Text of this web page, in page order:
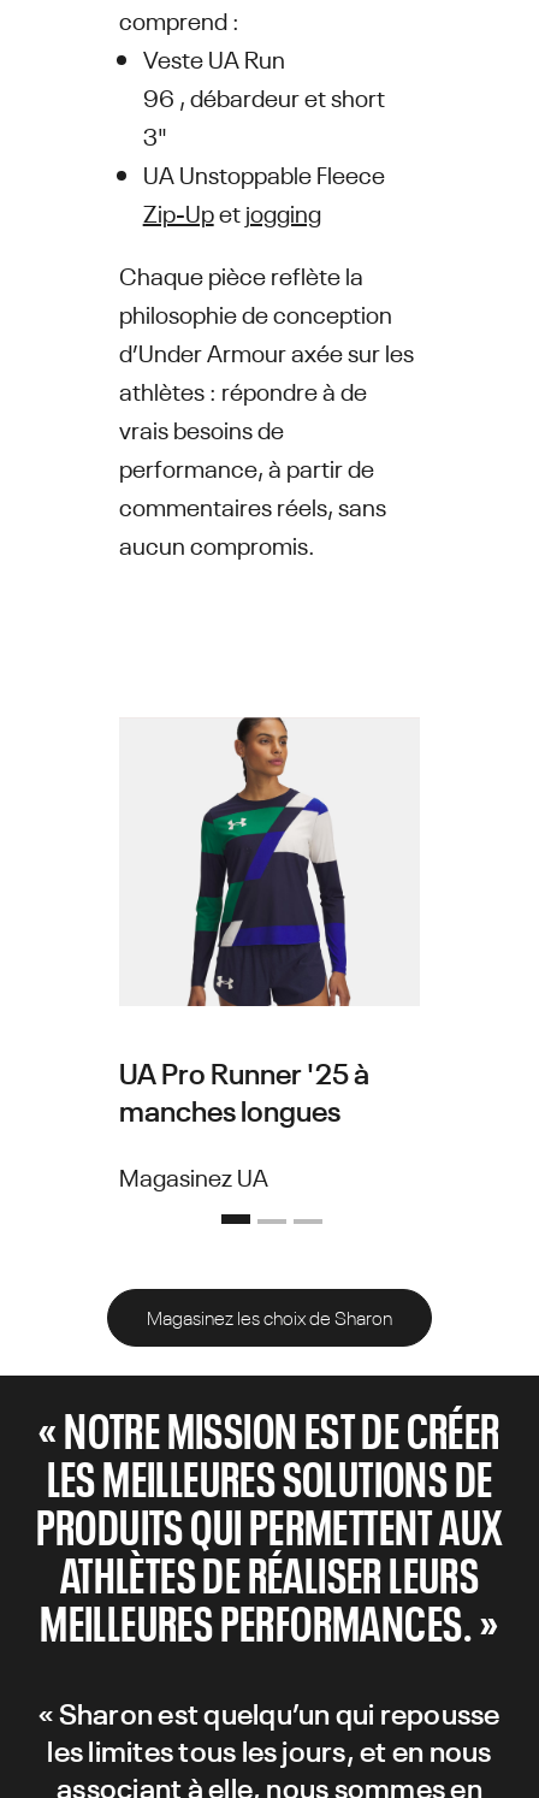
comprend :
Veste UA Run
96 , débardeur et short
3"
UA Unstoppable Fleece
Zip-Upetjogging
Chaque pièce reflète la
philosophie de conception
d’Under Armour axée sur les
athlètes : répondre à de
vrais besoins de
performance, à partir de
commentaires réels, sans
aucun compromis.
UA Pro Runner '25 à
manches longues
Magasinez UA
Magasinez les choix de Sharon
« NOTRE MISSION EST DE CRÉER
LES MEILLEURES SOLUTIONS DE
PRODUITS QUI PERMETTENT AUX
ATHLÈTES DE RÉALISER LEURS
MEILLEURES PERFORMANCES. »
« Sharon est quelqu’un qui repousse
les limites tous les jours, et en nous
associant à elle, nous sommes en